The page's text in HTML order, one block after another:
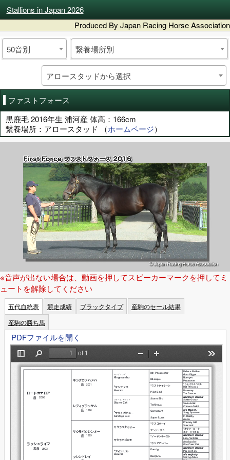
Stallions in Japan 2026
Produced By Japan Racing Horse Association
50音別 繋養場所別
アロースタッドから選択
ファストフォース
黒鹿毛 2016年生 浦河産 体高：166cm
繋養場所：アロースタッド （ホームページ）
※音声が出ない場合は、動画を押してスピーカーマークを押してミ
ュートを解除してください
五代血統表 競走成績 ブラックタイプ
産駒のセール結果
産駒の勝ち馬
PDFファイルを開く